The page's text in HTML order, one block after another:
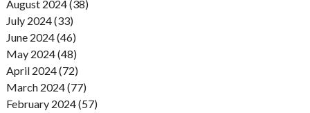
August 2024 (38)
July 2024 (33)
June 2024 (46)
May 2024 (48)
April 2024 (72)
March 2024 (77)
February 2024 (57)